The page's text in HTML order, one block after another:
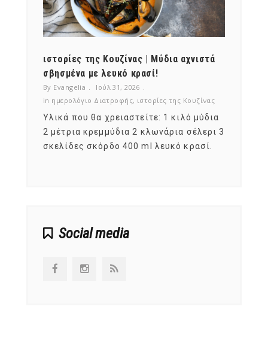
ιστορίες της Κουζίνας | Μύδια αχνιστά
σβησμένα με λευκό κρασί!
By Evangelia
Ιούλ 31, 2026
in ημερολόγιο Διατροφής, ιστορίες της Κουζίνας
Υλικά που θα χρειαστείτε: 1 κιλό μύδια
2 μέτρια κρεμμύδια 2 κλωνάρια σέλερι 3
σκελίδες σκόρδο 400 ml λευκό κρασί.
Social media